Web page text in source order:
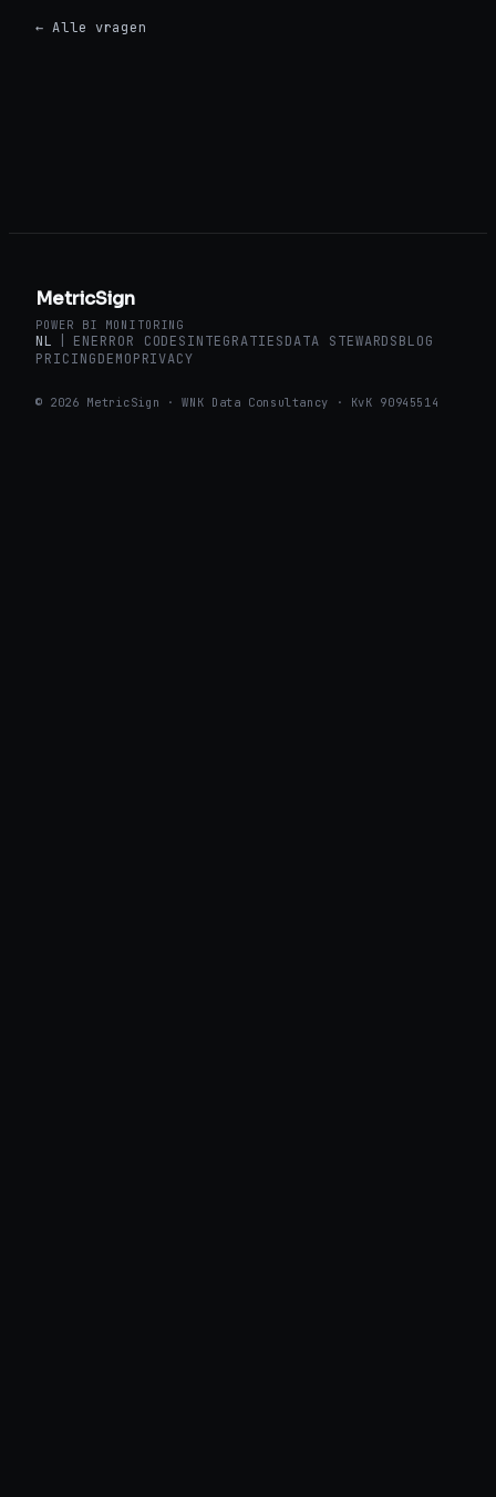
← Alle vragen
MetricSign
POWER BI MONITORING
NL ENERROR CODESINTEGRATIESDATA STEWARDSBLOG
PRICINGDEMOPRIVACY
© 2026 MetricSign · WNK Data Consultancy · KvK 90945514